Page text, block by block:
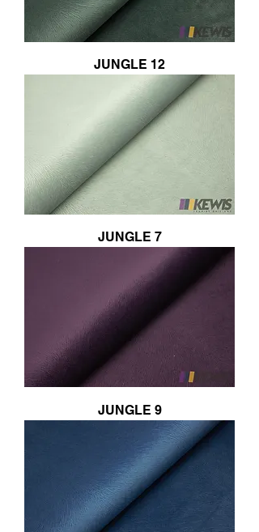
JUNGLE 12
JUNGLE 7
JUNGLE 9